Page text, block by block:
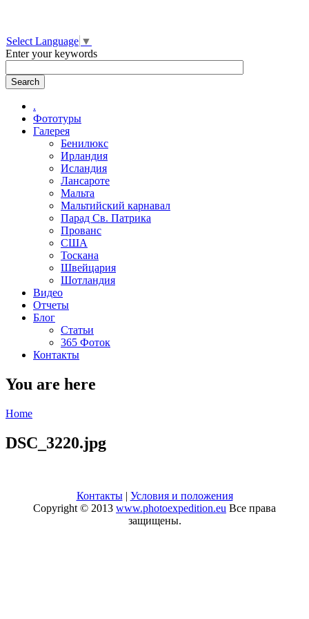
Select Language ▼
Enter your keywords
.
Фототуры
Галерея
Бенилюкс
Ирландия
Исландия
Лансароте
Мальта
Мальтийский карнавал
Парад Св. Патрика
Прованс
США
Тоскана
Швейцария
Шотландия
Видео
Отчеты
Блог
Статьи
365 Фоток
Контакты
You are here
Home
DSC_3220.jpg
Контакты| Условия и положения
Copyright © 2013 www.photoexpedition.eu Все права
защищены.